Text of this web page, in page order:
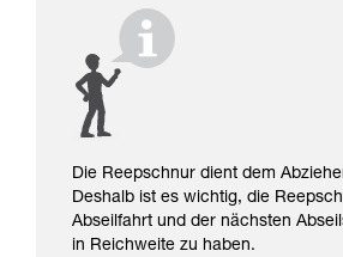
Die Reepschnur dient dem
Deshalb ist es wichtig, die
Abseilfahrt und der nächsten
in Reichweite zu haben.